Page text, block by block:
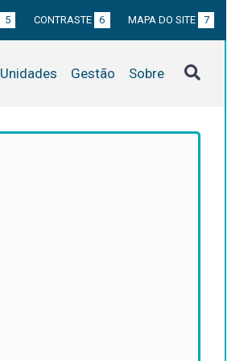
5 CONTRASTE 6 MAPA DO SITE 7
Unidades Gestão Sobre